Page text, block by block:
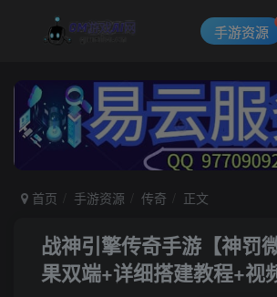
手游资源
首页 手游资源 传奇 正文
战神引擎传奇手游【神罚
果双端+详细搭建教程+视